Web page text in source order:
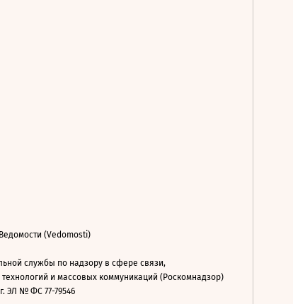
(Vedomosti)
службы по надзору в сфере связи,
и массовых коммуникаций (Роскомнадзор)
ЭЛ № ФС 77-79546